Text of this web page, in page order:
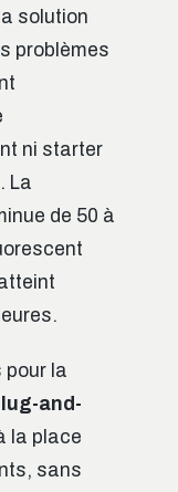
solution
problèmes
ni starter
La
de 50 à
pour la
and-
la place
sans